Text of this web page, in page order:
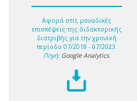
Αφορά στις μοναδικές
επισκέψεις της διδακτορικής
διατριβής για την χρονική
περίοδο 07/2018 - 07/2023.
Πηγή: Google Analytics.